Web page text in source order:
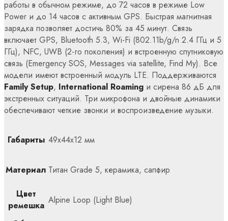
работы в обычном режиме, до 72 часов в режиме Low
Power и до 14 часов с активным GPS. Быстрая магнитная
зарядка позволяет достичь 80% за 45 минут. Связь
включает GPS, Bluetooth 5.3, Wi-Fi (802.11b/g/n 2.4 ГГц и 5
ГГц), NFC, UWB (2-го поколения) и встроенную спутниковую
связь (Emergency SOS, Messages via satellite, Find My). Все
модели имеют встроенный модуль LTE. Поддерживаются
Family Setup, International Roaming и сирена 86 дБ для
экстренных ситуаций. Три микрофона и двойные динамики
обеспечивают четкие звонки и воспроизведение музыки.
Габариты 49x44x12 мм
Материал Титан Grade 5, керамика, сапфир
Цвет
ремешка Alpine Loop (Light Blue)